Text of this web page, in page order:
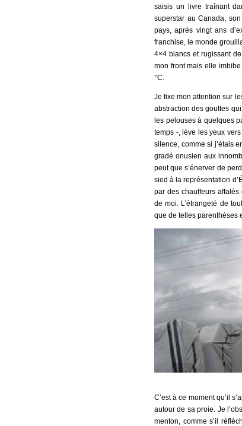
saisis un livre traînant
superstar au Canada,
pays, après vingt ans
franchise, le monde
4×4 blancs et rugissant
mon front mais elle
°C.
Je fixe mon attention sur
abstraction des gouttes
les pelouses à quelques
temps -, lève les yeux
silence, comme si j’étais
gradé onusien aux
peut que s’énerver de
sied à la représentation
par des chauffeurs
de moi. L’étrangeté de
que de telles parenthèses
C’est à ce moment qu’il
autour de sa proie. Je
menton, comme s’il